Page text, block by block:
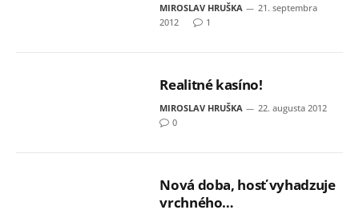
MIROSLAV HRUŠKA
21. septembra
2012
1
Realitné kasíno!
MIROSLAV HRUŠKA
22. augusta 2012
0
Nová doba, hosť vyhadzuje
vrchného…